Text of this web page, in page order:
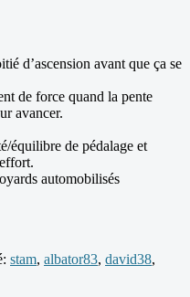
d’ascension avant que ça se
de force quand la pente
avancer.
équilibre de pédalage et
automobilisés
stam, albator83, david38,